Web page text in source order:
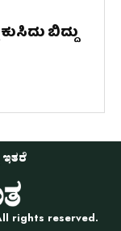
ಬಿದ್ದು
ಇತರೆ
rights reserved.